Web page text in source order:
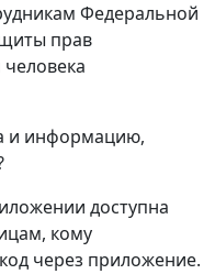
Федеральной
прав
и информацию,
доступна
кому
через приложение.